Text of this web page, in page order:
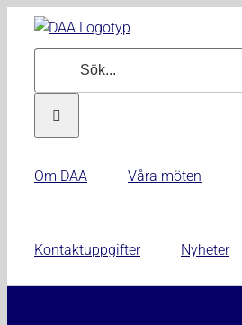
Fortsätt
Om DAA Våra möten
Kontaktuppgifter Nyheter